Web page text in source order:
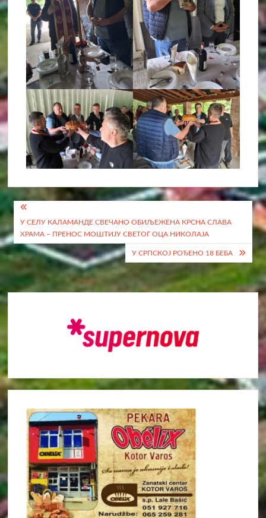
Кретање
чланка
У СЕЛУ КАЛАМАНДЕ СВЕЧАНО ОБИЉЕЖЕНА КРСНА СЛАВА
ХРАМА – ПРЕНОС МОШТИЈУ СВЕТОГ ОЦА НИКОЛАЈА
У СРПСКОЈ РОЂЕНО 18 БЕБА